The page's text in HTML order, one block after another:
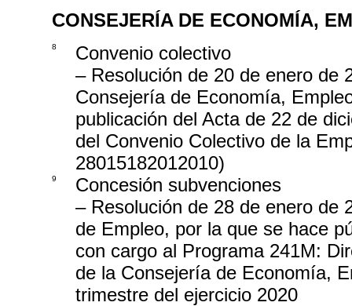
CONSEJERÍA DE ECONOMÍA,
8
Convenio colectivo
– Resolución de 20 de enero de
Consejería de Economía,
publicación del Acta de 22 de
del Convenio Colectivo de la
28015182012010)
9
Concesión subvenciones
– Resolución de 28 de enero de
de Empleo, por la que se hace
con cargo al Programa 241M:
de la Consejería de Economía,
trimestre del ejercicio 2020